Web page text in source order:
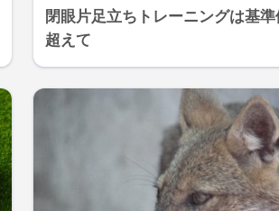
閉眼片足立ちトレーニングは基
超えて